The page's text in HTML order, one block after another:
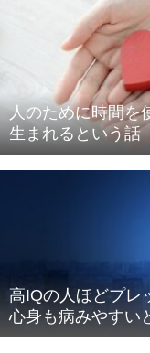
人のために時間を
生まれるという話
高IQの人ほどプレ
心身も病みやすい